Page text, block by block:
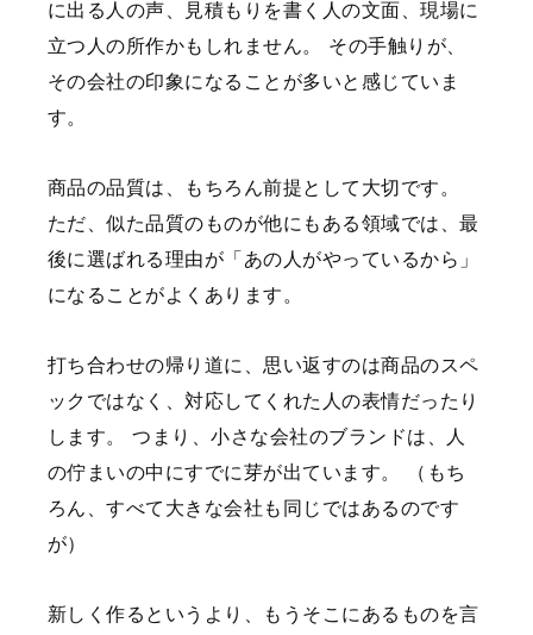
に出る人の声、見積もりを書く人の文面、現場に
立つ人の所作かもしれません。
その手触りが、
その会社の印象になることが多いと感じていま
す。
商品の品質は、もちろん前提として大切です。
ただ、似た品質のものが他にもある領域では、最
後に選ばれる理由が「あの人がやっているから」
になることがよくあります。
打ち合わせの帰り道に、思い返すのは商品のスペ
ックではなく、対応してくれた人の表情だったり
します。
つまり、小さな会社のブランドは、人
の佇まいの中にすでに芽が出ています。
（もち
ろん、すべて大きな会社も同じではあるのです
が）
新しく作るというより、もうそこにあるものを言